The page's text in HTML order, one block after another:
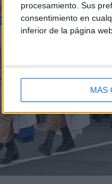
procesamiento. Sus
consentimiento en
inferior de la página
MÁS